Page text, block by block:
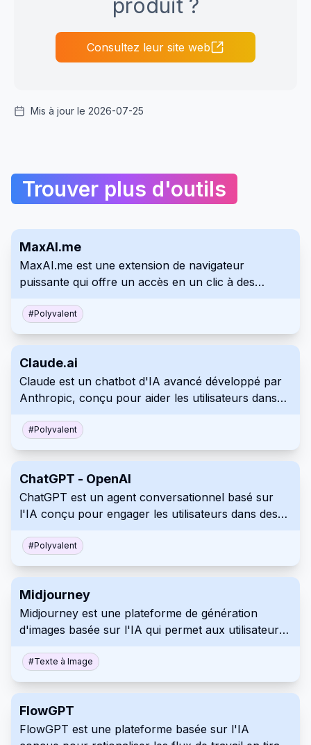
produit ?
Consultez leur site web
Mis à jour le 2026-07-25
Trouver plus d'outils
MaxAI.me
MaxAI.me est une extension de navigateur
puissante qui offre un accès en un clic à des
Gemini, et plus encore. Elle améliore la productivité
en offrant des fonctionnalités telles que
grammaticale, le résumé, le chat d'IA et
l'optimisation de la recherche, le tout directement
sur n'importe quelle page web.
#Polyvalent
Claude.ai
Claude est un chatbot d'IA avancé développé par
Anthropic, conçu pour aider les utilisateurs dans
la sécurité et la convivialité. Il exploite le traitement
du langage naturel de pointe pour fournir des
contexte.
#Polyvalent
ChatGPT - OpenAI
ChatGPT est un agent conversationnel basé sur
l'IA conçu pour engager les utilisateurs dans des
génère du texte, aidant les utilisateurs dans
diverses tâches, répondant aux questions ou
contextes.
#Polyvalent
Midjourney
Midjourney est une plateforme de génération
d'images basée sur l'IA qui permet aux utilisateurs
descriptions textuelles. Elle utilise des algorithmes
d'apprentissage automatique avancés pour
d'art de haute qualité, s'adressant aux artistes, aux
concepteurs et aux passionnés de création.
#Texte à Image
FlowGPT
FlowGPT est une plateforme basée sur l'IA